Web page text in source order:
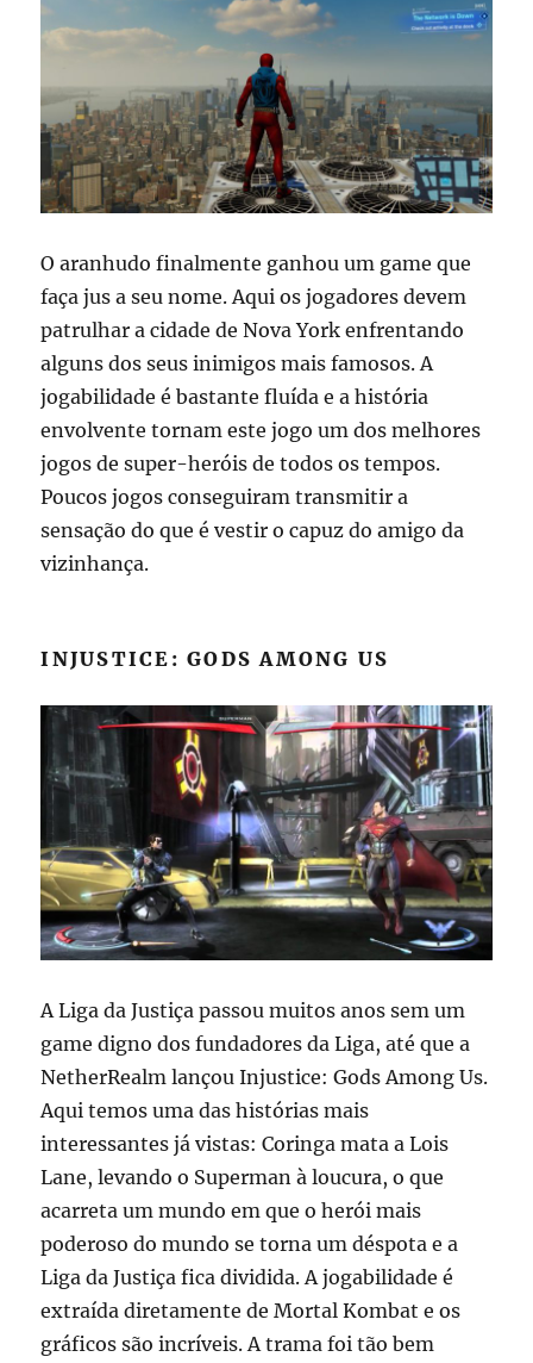
O aranhudo finalmente ganhou um game que
faça jus a seu nome. Aqui os jogadores devem
patrulhar a cidade de Nova York enfrentando
alguns dos seus inimigos mais famosos. A
jogabilidade é bastante fluída e a história
envolvente tornam este jogo um dos melhores
jogos de super-heróis de todos os tempos.
Poucos jogos conseguiram transmitir a
sensação do que é vestir o capuz do amigo da
vizinhança.
INJUSTICE: GODS AMONG US
A Liga da Justiça passou muitos anos sem um
game digno dos fundadores da Liga, até que a
NetherRealm lançou Injustice: Gods Among Us.
Aqui temos uma das histórias mais
interessantes já vistas: Coringa mata a Lois
Lane, levando o Superman à loucura, o que
acarreta um mundo em que o herói mais
poderoso do mundo se torna um déspota e a
Liga da Justiça fica dividida. A jogabilidade é
extraída diretamente de Mortal Kombat e os
gráficos são incríveis. A trama foi tão bem